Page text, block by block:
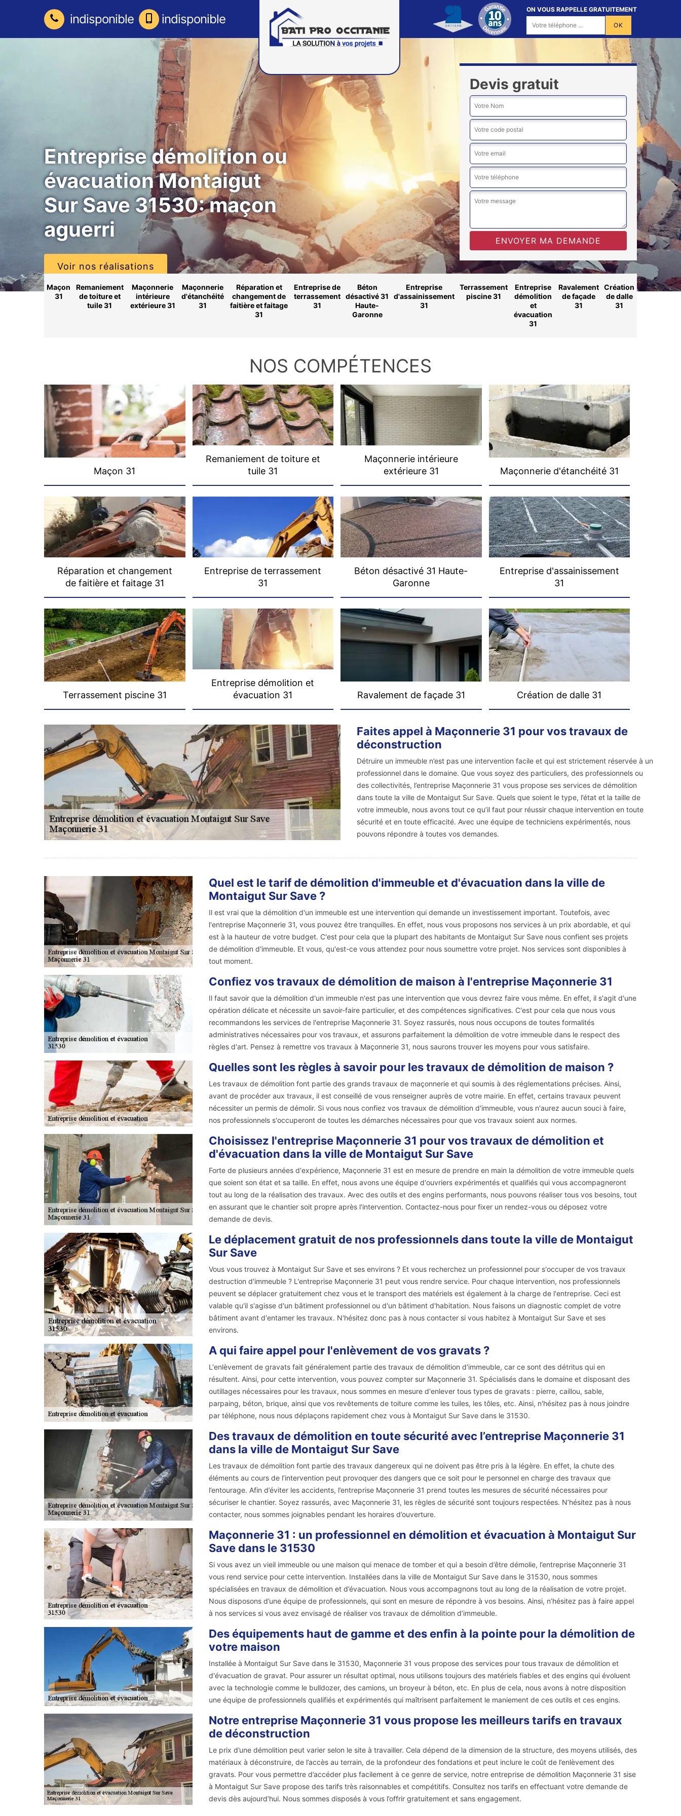
indisponible indisponible
ON VOUS RAPPELLE GRATUITEMENT
Entreprise démolition ou
évacuation Montaigut
Sur Save 31530: maçon
aguerri
Voir nos réalisations
Devis gratuit
Maçon
31
Remaniement
de toiture et
tuile 31
Maçonnerie
intérieure
extérieure 31
Maçonnerie
d'étanchéité
31
Réparation et
changement de
faitière et faitage
31
Entreprise de
terrassement
31
Béton
désactivé 31
Haute-
Garonne
Entreprise
d'assainissement
31
Terrassement
piscine 31
Entreprise
démolition
et
évacuation
31
Ravalement
de façade
31
Création
de dalle
31
NOS COMPÉTENCES
Maçon 31
Remaniement de toiture et
tuile 31
Maçonnerie intérieure
extérieure 31
Maçonnerie d'étanchéité 31
Réparation et changement
de faitière et faitage 31
Entreprise de terrassement
31
Béton désactivé 31 Haute-
Garonne
Entreprise d'assainissement
31
Terrassement piscine 31
Entreprise démolition et
évacuation 31
Ravalement de façade 31 Création de dalle 31
Faites appel à Maçonnerie 31 pour vos travaux de
déconstruction
Détruire un immeuble n’est pas une intervention facile et qui est strictement réservée à un
professionnel dans le domaine. Que vous soyez des particuliers, des professionnels ou
des collectivités, l’entreprise Maçonnerie 31 vous propose ses services de démolition
dans toute la ville de Montaigut Sur Save. Quels que soient le type, l’état et la taille de
votre immeuble, nous avons tout ce qu’il faut pour réussir chaque intervention en toute
sécurité et en toute efficacité. Avec une équipe de techniciens expérimentés, nous
pouvons répondre à toutes vos demandes.
Quel est le tarif de démolition d'immeuble et d'évacuation dans la ville de
Montaigut Sur Save ?
Il est vrai que la démolition d'un immeuble est une intervention qui demande un investissement important. Toutefois, avec
l'entreprise Maçonnerie 31, vous pouvez être tranquilles. En effet, nous vous proposons nos services à un prix abordable, et qui
est à la hauteur de votre budget. C'est pour cela que la plupart des habitants de Montaigut Sur Save nous confient ses projets
de démolition d'immeuble. Et vous, qu'est-ce vous attendez pour nous soumettre votre projet. Nos services sont disponibles à
tout moment.
Confiez vos travaux de démolition de maison à l'entreprise Maçonnerie 31
Il faut savoir que la démolition d'un immeuble n'est pas une intervention que vous devrez faire vous même. En effet, il s'agit d'une
opération délicate et nécessite un savoir-faire particulier, et des compétences significatives. C'est pour cela que nous vous
recommandons les services de l'entreprise Maçonnerie 31. Soyez rassurés, nous nous occupons de toutes formalités
administratives nécessaires pour vos travaux, et assurons parfaitement la démolition de votre immeuble dans le respect des
règles d'art. Pensez à remettre vos travaux à Maçonnerie 31, nous saurons trouver les moyens pour vous satisfaire.
Quelles sont les règles à savoir pour les travaux de démolition de maison ?
Les travaux de démolition font partie des grands travaux de maçonnerie et qui soumis à des réglementations précises. Ainsi,
avant de procéder aux travaux, il est conseillé de vous renseigner auprès de votre mairie. En effet, certains travaux peuvent
nécessiter un permis de démolir. Si vous nous confiez vos travaux de démolition d'immeuble, vous n'aurez aucun souci à faire,
nos professionnels s'occuperont de toutes les démarches nécessaires pour que vos travaux soient aux normes.
Choisissez l'entreprise Maçonnerie 31 pour vos travaux de démolition et
d'évacuation dans la ville de Montaigut Sur Save
Forte de plusieurs années d'expérience, Maçonnerie 31 est en mesure de prendre en main la démolition de votre immeuble quels
que soient son état et sa taille. En effet, nous avons une équipe d'ouvriers expérimentés et qualifiés qui vous accompagneront
tout au long de la réalisation des travaux. Avec des outils et des engins performants, nous pouvons réaliser tous vos besoins, tout
en assurant que le chantier soit propre après l'intervention. Contactez-nous pour fixer un rendez-vous ou déposez votre
demande de devis.
Le déplacement gratuit de nos professionnels dans toute la ville de Montaigut
Sur Save
Vous vous trouvez à Montaigut Sur Save et ses environs ? Et vous recherchez un professionnel pour s'occuper de vos travaux
destruction d'immeuble ? L'entreprise Maçonnerie 31 peut vous rendre service. Pour chaque intervention, nos professionnels
peuvent se déplacer gratuitement chez vous et le transport des matériels est également à la charge de l'entreprise. Ceci est
valable qu'il s'agisse d'un bâtiment professionnel ou d'un bâtiment d'habitation. Nous faisons un diagnostic complet de votre
bâtiment avant d'entamer les travaux. N'hésitez donc pas à nous contacter si vous habitez à Montaigut Sur Save et ses
environs.
A qui faire appel pour l'enlèvement de vos gravats ?
L'enlèvement de gravats fait généralement partie des travaux de démolition d'immeuble, car ce sont des détritus qui en
résultent. Ainsi, pour cette intervention, vous pouvez compter sur Maçonnerie 31. Spécialisés dans le domaine et disposant des
outillages nécessaires pour les travaux, nous sommes en mesure d'enlever tous types de gravats : pierre, caillou, sable,
parpaing, béton, brique, ainsi que vos revêtements de toiture comme les tuiles, les tôles, etc. Ainsi, n'hésitez pas à nous joindre
par téléphone, nous nous déplaçons rapidement chez vous à Montaigut Sur Save dans le 31530.
Des travaux de démolition en toute sécurité avec l’entreprise Maçonnerie 31
dans la ville de Montaigut Sur Save
Les travaux de démolition font partie des travaux dangereux qui ne doivent pas être pris à la légère. En effet, la chute des
éléments au cours de l’intervention peut provoquer des dangers que ce soit pour le personnel en charge des travaux que
l’entourage. Afin d’éviter les accidents, l’entreprise Maçonnerie 31 prend toutes les mesures de sécurité nécessaires pour
sécuriser le chantier. Soyez rassurés, avec Maçonnerie 31, les règles de sécurité sont toujours respectées. N’hésitez pas à nous
contacter, nous sommes joignables pendant les horaires d’ouverture.
Maçonnerie 31 : un professionnel en démolition et évacuation à Montaigut Sur
Save dans le 31530
Si vous avez un vieil immeuble ou une maison qui menace de tomber et qui a besoin d’être démolie, l’entreprise Maçonnerie 31
vous rend service pour cette intervention. Installées dans la ville de Montaigut Sur Save dans le 31530, nous sommes
spécialisées en travaux de démolition et d’évacuation. Nous vous accompagnons tout au long de la réalisation de votre projet.
Nous disposons d’une équipe de professionnels, qui sont en mesure de répondre à vos besoins. Ainsi, n’hésitez pas à faire appel
à nos services si vous avez envisagé de réaliser vos travaux de démolition d’immeuble.
Des équipements haut de gamme et des enfin à la pointe pour la démolition de
votre maison
Installée à Montaigut Sur Save dans le 31530, Maçonnerie 31 vous propose des services pour tous travaux de démolition et
d'évacuation de gravat. Pour assurer un résultat optimal, nous utilisons toujours des matériels fiables et des engins qui évoluent
avec la technologie comme le bulldozer, des camions, un broyeur à béton, etc. En plus de cela, nous avons à notre disposition
une équipe de professionnels qualifiés et expérimentés qui maîtrisent parfaitement le maniement de ces outils et ces engins.
Notre entreprise Maçonnerie 31 vous propose les meilleurs tarifs en travaux
de déconstruction
Le prix d’une démolition peut varier selon le site à travailler. Cela dépend de la dimension de la structure, des moyens utilisés, des
matériaux à déconstruire, de l’accès au terrain, de la profondeur des fondations et peut inclure le coût de l’enlèvement des
gravats. Pour vous permettre d’accéder plus facilement à ce genre de service, notre entreprise de démolition Maçonnerie 31 sise
à Montaigut Sur Save propose des tarifs très raisonnables et compétitifs. Consultez nos tarifs en effectuant votre demande de
devis dès aujourd’hui. Nous sommes disposés à vous l’offrir gratuitement et sans engagement.